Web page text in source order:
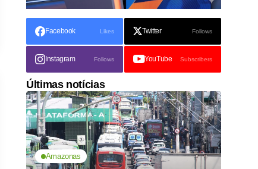
Facebook Likes Twitter Follows
Instagram Follows YouTube Subscribers
Últimas notícias
Amazonas